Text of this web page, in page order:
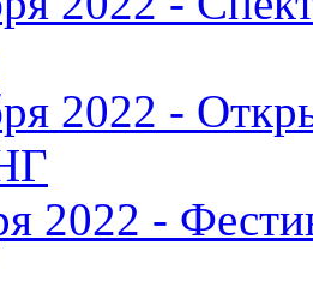
2022 -
2022 -